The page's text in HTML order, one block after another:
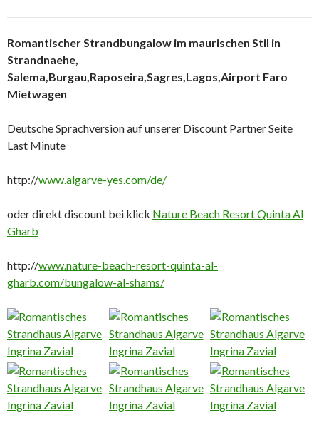
Romantischer Strandbungalow im maurischen Stil in
Strandnaehe,
Salema,Burgau,Raposeira,Sagres,Lagos,Airport Faro
Mietwagen
Deutsche Sprachversion auf unserer Discount Partner Seite
Last Minute
http://www.algarve-yes.com/de/
oder direkt discount bei klick Nature Beach Resort Quinta Al
Gharb
http://www.nature-beach-resort-quinta-al-
gharb.com/bungalow-al-shams/